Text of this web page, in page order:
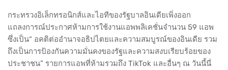
กระทรวงอิเล็กทรอนิกส์และไอทีของรัฐบาลอินเดียเพิ่งออก
แถลงการณ์ประกาศห้ามการใช้งานแอพพลิเคชั่นจำนวน 59 แอพ
ซึ่งเป็น“ อคติต่ออำนาจอธิปไตยและความสมบูรณ์ของอินเดีย​ รวม
ถึงเป็นการป้องกันความมั่นคงของรัฐและความสงบเรียบร้อยของ
ประชาชน” รายการแอพที่ห้ามรวมถึง TikTok และอื่นๆ ณ วันนี้นี่